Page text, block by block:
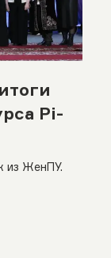
Pi-
из ЖенПУ.